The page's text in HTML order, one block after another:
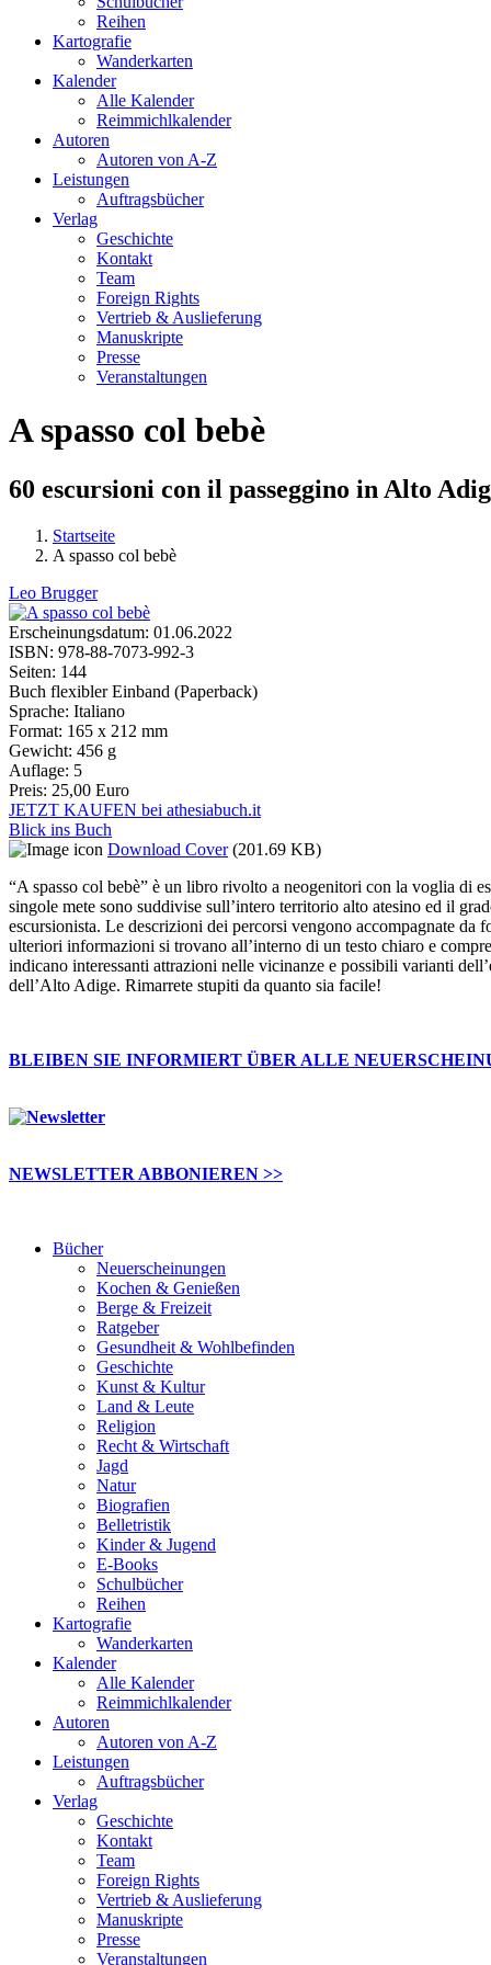
Reihen
Kartografie
Wanderkarten
Kalender
Alle Kalender
Reimmichlkalender
Autoren
Autoren von A-Z
Leistungen
Auftragsbücher
Verlag
Geschichte
Kontakt
Team
Foreign Rights
Vertrieb & Auslieferung
Manuskripte
Presse
Veranstaltungen
A spasso col bebè
60 escursioni con il passeggino in Alto
Sie sind hier
Startseite
A spasso col bebè
Leo Brugger
Erscheinungsdatum: 01.06.2022
ISBN: 978-88-7073-992-3
Seiten: 144
Buch flexibler Einband (Paperback)
Sprache: Italiano
Format: 165 x 212 mm
Gewicht: 456 g
Auflage: 5
Preis: 25,00 Euro
JETZT KAUFEN bei athesiabuch.it
Blick ins Buch
Download Cover (201.69 KB)
“A spasso col bebè” è un libro rivolto a neogenitori con la voglia di
singole mete sono suddivise sull’intero territorio alto atesino ed il
escursionista. Le descrizioni dei percorsi vengono accompagnate
ulteriori informazioni si trovano all’interno di un testo chiaro e
indicano interessanti attrazioni nelle vicinanze e possibili varianti
dell’Alto Adige. Rimarrete stupiti da quanto sia facile!
BLEIBEN SIE INFORMIERT ÜBER ALLE
NEWSLETTER ABBONIEREN >>
Bücher
Neuerscheinungen
Kochen & Genießen
Berge & Freizeit
Ratgeber
Gesundheit & Wohlbefinden
Geschichte
Kunst & Kultur
Land & Leute
Religion
Recht & Wirtschaft
Jagd
Natur
Biografien
Belletristik
Kinder & Jugend
E-Books
Schulbücher
Reihen
Kartografie
Wanderkarten
Kalender
Alle Kalender
Reimmichlkalender
Autoren
Autoren von A-Z
Leistungen
Auftragsbücher
Verlag
Geschichte
Kontakt
Team
Foreign Rights
Vertrieb & Auslieferung
Manuskripte
Presse
Veranstaltungen